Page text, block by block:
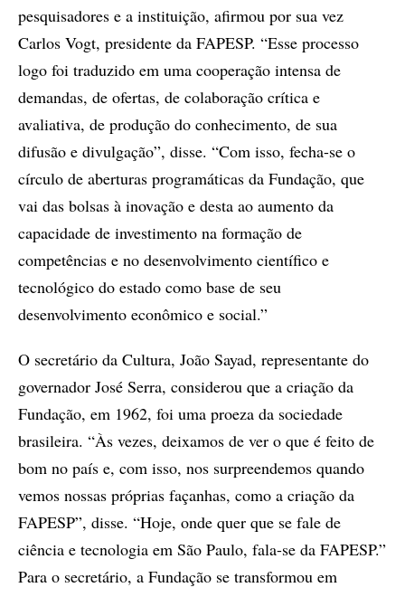
pesquisadores e a instituição, afirmou por sua vez
Carlos Vogt, presidente da FAPESP. “Esse processo
logo foi traduzido em uma cooperação intensa de
demandas, de ofertas, de colaboração crítica e
avaliativa, de produção do conhecimento, de sua
difusão e divulgação”, disse. “Com isso, fecha-se o
círculo de aberturas programáticas da Fundação, que
vai das bolsas à inovação e desta ao aumento da
capacidade de investimento na formação de
competências e no desenvolvimento científico e
tecnológico do estado como base de seu
desenvolvimento econômico e social.”
O secretário da Cultura, João Sayad, representante do
governador José Serra, considerou que a criação da
Fundação, em 1962, foi uma proeza da sociedade
brasileira. “Às vezes, deixamos de ver o que é feito de
bom no país e, com isso, nos surpreendemos quando
vemos nossas próprias façanhas, como a criação da
FAPESP”, disse. “Hoje, onde quer que se fale de
ciência e tecnologia em São Paulo, fala-se da FAPESP.”
Para o secretário, a Fundação se transformou em